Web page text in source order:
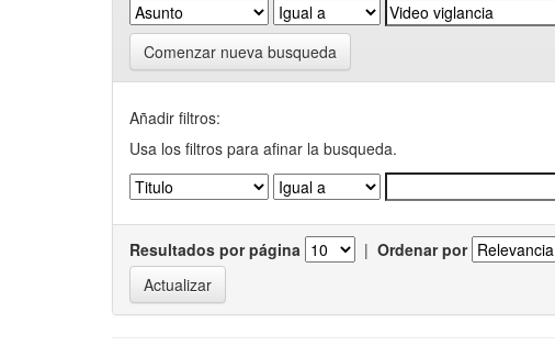
Comenzar nueva busqueda
Añadir filtros:
Usa los filtros para afinar la busqueda.
Resultados por página | Ordenar por